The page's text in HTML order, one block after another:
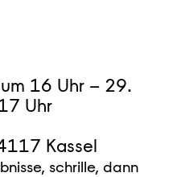
16 Uhr – 29.
Uhr
Kassel
schrille, dann